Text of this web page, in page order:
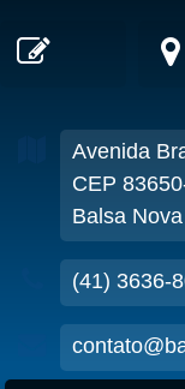
Avenida
CEP
Balsa
(41) 3636-